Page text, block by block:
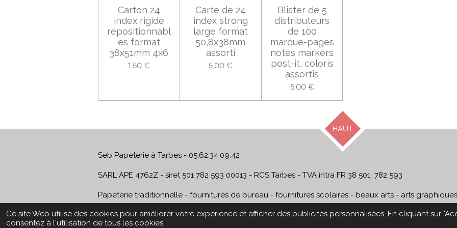
Ce site Web utilise des cookies pour améliorer votre expérience et afficher des publicités personnalisées. En cliquant sur
consentez à l'utilisation de tous les cookies.
Carton 24
index rigide
repositionnabl
es format
38x51mm 4x6
1,50 €
Carte de 24
index strong
large format
50,8x38mm
assorti
5,00 €
Blister de 5
distributeurs
de 100
marque-pages
notes markers
post-it, coloris
assortis
5,00 €
HAUT
Seb Papeterie à Tarbes - 05.62.34.09.42
SARL APE 4762Z - siret 501 782 593 00013 - RCS Tarbes - TVA intra FR 38 501 782 593
Papeterie traditionnelle - fournitures de bureau - fournitures scolaires - beaux arts - arts graphiques